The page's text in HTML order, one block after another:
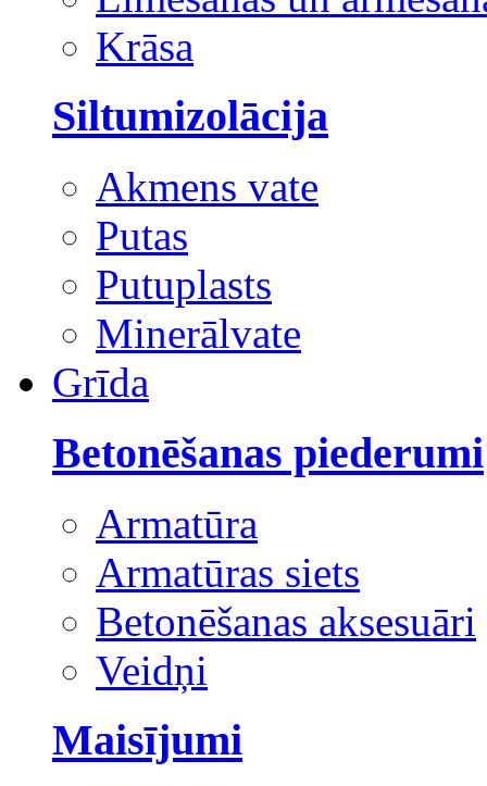
Krāsa
Siltumizolācija
Akmens vate
Putas
Putuplasts
Minerālvate
Grīda
Betonēšanas piederumi
Armatūra
Armatūras siets
Betonēšanas aksesuāri
Veidņi
Maisījumi